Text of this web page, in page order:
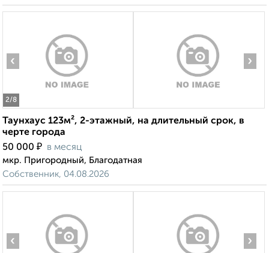
2/8
‹ ›
Таунхаус 123м², 2-этажный, на длительный срок, в
черте города
50 000 ₽ в месяц
мкр. Пригородный, Благодатная
Собственник, 04.08.2026
‹ ›